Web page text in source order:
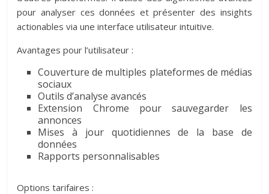
pour analyser ces données et présenter des insights
actionables via une interface utilisateur intuitive.
Avantages pour l’utilisateur :
Couverture de multiples plateformes de médias
sociaux
Outils d’analyse avancés
Extension Chrome pour sauvegarder les
annonces
Mises à jour quotidiennes de la base de
données
Rapports personnalisables
Options tarifaires :